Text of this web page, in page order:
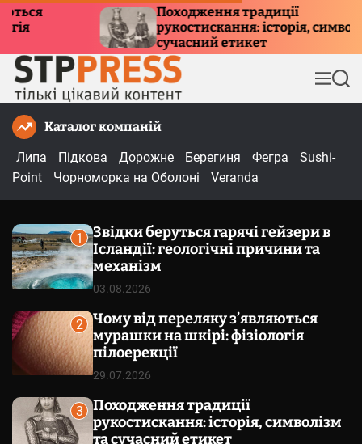
Походження традиції
рукостискання: історія, символізм та
сучасний етикет
М
е
П
о
Каталог компаній
Липа
Підкова Дорожне Берегиня Фегра
Sushi-
Point
Чорноморка на Оболоні Veranda
1
Звідки беруться гарячі гейзери в
Ісландії: геологічні причини та
механізм
03.08.2026
2
Чому від переляку з’являються
мурашки на шкірі: фізіологія
пілоерекції
29.07.2026
3
Походження традиції
рукостискання: історія, символізм
та сучасний етикет